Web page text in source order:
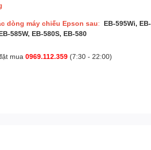
dòng máy chiếu Epson sau: EB-595Wi, EB-
585W, EB-580S, EB-580
mua0969.112.359 (7:30 - 22:00)